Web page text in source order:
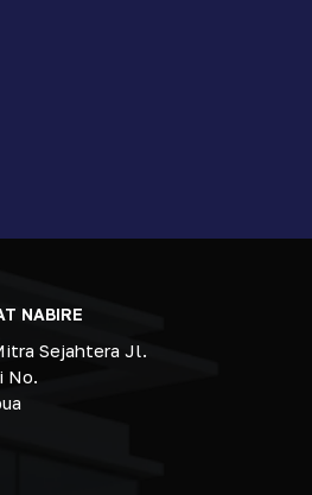
NABIRE
Sejahtera Jl.
No.